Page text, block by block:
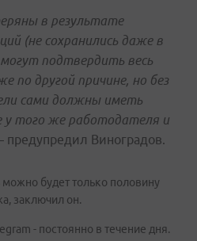
в результате
(не сохранились даже в
подтвердить весь
по другой причине, но без
сами должны иметь
у того же работодателя и
предупредил Виноградов.
можно будет только половину
заключил он.
- постоянно в течение дня.